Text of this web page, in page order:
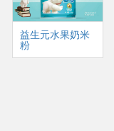
益生元水果奶米
粉